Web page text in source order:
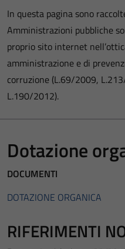
In questa pagina sono
Amministrazioni pubbliche
proprio sito internet
amministrazione e di
corruzione (L.69/2009,
L.190/2012).
Dotazione
DOCUMENTI
DOTAZIONE ORGANICA
RIFERIMENTI